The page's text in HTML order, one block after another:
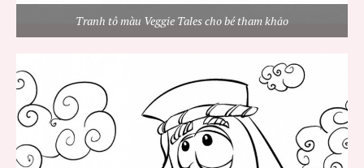
Tranh tô màu Veggie Tales cho bé tham khảo